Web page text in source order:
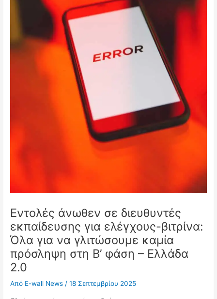
Εντολές άνωθεν σε διευθυντές
εκπαίδευσης για ελέγχους-βιτρίνα:
Όλα για να γλιτώσουμε καμία
πρόσληψη στη Β’ φάση – Ελλάδα
2.0
Από E-wall News /18 Σεπτεμβρίου 2025